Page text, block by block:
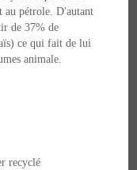
au pétrole. D'autant
de 37% de
ce qui fait de lui
animale.
recyclé